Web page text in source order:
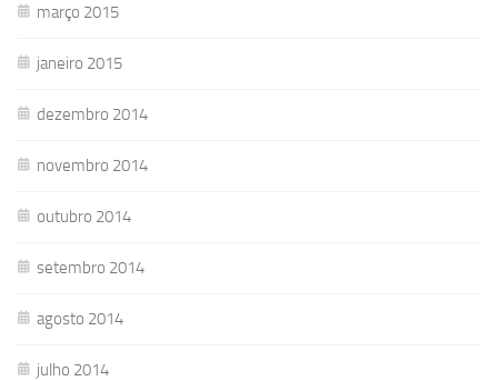
março 2015
janeiro 2015
dezembro 2014
novembro 2014
outubro 2014
setembro 2014
agosto 2014
julho 2014